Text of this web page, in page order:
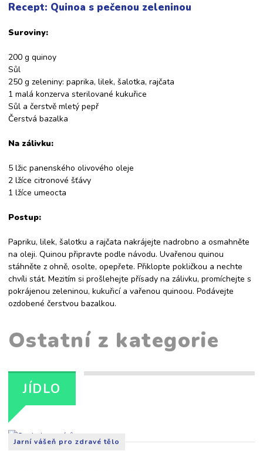
Recept: Quinoa s pečenou zeleninou
Suroviny:
200 g quinoy
Sůl
250 g zeleniny: paprika, lilek, šalotka, rajčata
1 malá konzerva sterilované kukuřice
Sůl a čerstvě mletý pepř
Čerstvá bazalka
Na zálivku:
5 lžic panenského olivového oleje
2 lžíce citronové šťávy
1 lžíce umeocta
Postup:
Papriku, lilek, šalotku a rajčata nakrájejte nadrobno a osmahněte
na oleji. Quinou připravte podle návodu. Uvařenou quinou
stáhněte z ohně, osolte, opepřete. Přiklopte pokličkou a nechte
chvíli stát. Mezitím si prošlehejte přísady na zálivku, promíchejte s
pokrájenou zeleninou, kukuřicí a vařenou quinoou. Podávejte
ozdobené čerstvou bazalkou.
Ostatní z kategorie
JÍDLO
Jarní vášeň pro zdravé tělo